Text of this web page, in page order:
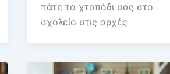
πάτε το χταπόδι σας στο
σχολείο στις αρχές